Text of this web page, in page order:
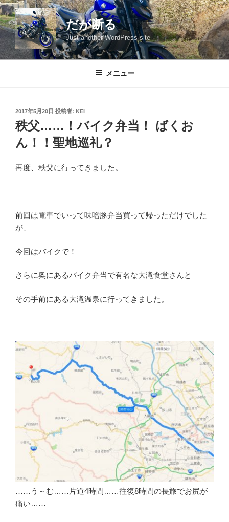
コ
ン
テ
ン
ツ
だが断る
Just another WordPress site
メニュー
投
稿
日:
2017年5月20日 投稿者: KEI
秩父……！バイク弁当！ ばくお
ん！！聖地巡礼？
再度、秩父に行ってきました。
前回は電車でいって味噌豚弁当買って帰っただけでした
が、
今回はバイクで！
さらに奥にあるバイク弁当で有名な大滝食堂さんと
その手前にある大滝温泉に行ってきました。
……う～む……片道4時間……往復8時間の長旅でお尻が
痛い……